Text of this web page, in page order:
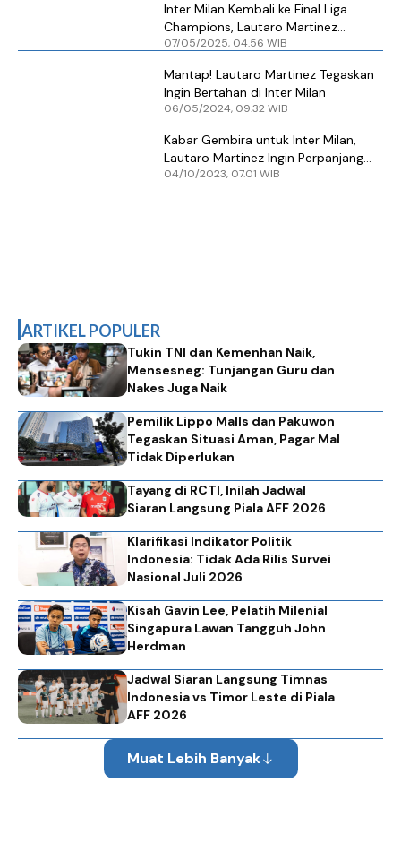
Inter Milan Kembali ke Final Liga
Champions, Lautaro Martinez
Berkaca-kaca
07/05/2025, 04.56 WIB
Mantap! Lautaro Martinez Tegaskan
Ingin Bertahan di Inter Milan
06/05/2024, 09.32 WIB
Kabar Gembira untuk Inter Milan,
Lautaro Martinez Ingin Perpanjang
Kontrak
04/10/2023, 07.01 WIB
ARTIKEL POPULER
Tukin TNI dan Kemenhan Naik,
Mensesneg: Tunjangan Guru dan
Nakes Juga Naik
Pemilik Lippo Malls dan Pakuwon
Tegaskan Situasi Aman, Pagar Mal
Tidak Diperlukan
Tayang di RCTI, Inilah Jadwal
Siaran Langsung Piala AFF 2026
Klarifikasi Indikator Politik
Indonesia: Tidak Ada Rilis Survei
Nasional Juli 2026
Kisah Gavin Lee, Pelatih Milenial
Singapura Lawan Tangguh John
Herdman
Jadwal Siaran Langsung Timnas
Indonesia vs Timor Leste di Piala
AFF 2026
Muat Lebih Banyak